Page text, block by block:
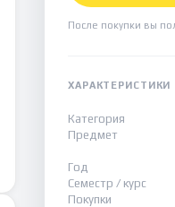
После покупки вы
ХАРАКТЕРИСТИКИ
Категория
Предмет
Год
Семестр / курс
Покупки